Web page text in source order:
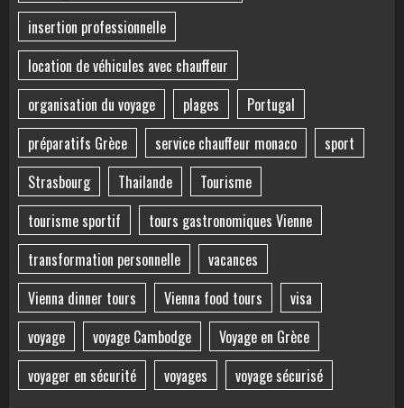
insertion professionnelle
location de véhicules avec chauffeur
organisation du voyage
plages
Portugal
préparatifs Grèce
service chauffeur monaco
sport
Strasbourg
Thailande
Tourisme
tourisme sportif
tours gastronomiques Vienne
transformation personnelle
vacances
Vienna dinner tours
Vienna food tours
visa
voyage
voyage Cambodge
Voyage en Grèce
voyager en sécurité
voyages voyage sécurisé